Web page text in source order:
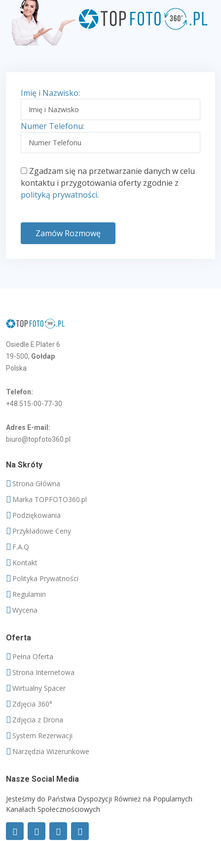
Imię i Nazwisko:
Numer Telefonu:
Zgadzam się na przetwarzanie danych w celu
kontaktu i przygotowania oferty zgodnie z
polityką prywatności.
Zamów Rozmowę
Osiedle E Plater 6
19-500, Gołdap
Polska
Telefon:
+48 515-00-77-30
Adres E-mail:
biuro@topfoto360.pl
Na Skróty
Strona Główna
Marka TOPFOTO360.pl
Podziękowania
Przykładowe Ceny
F.A.Q
Kontakt
Polityka Prywatności
Regulamin
Wycena
Oferta
Pełna Oferta
Strona Internetowa
Wirtualny Spacer
Zdjęcia 360°
Zdjęcia z Drona
System Rezerwacji
Narzędzia Wizerunkowe
Nasze Social Media
Jesteśmy do Państwa Dyspozycji Również na Popularnych
Kanałach Społecznościowych